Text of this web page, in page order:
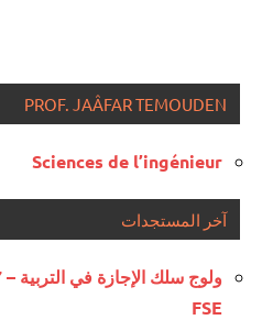
PROF. JAÂFAR TEMOUDEN
Sciences de l’ingénieur
آخر المستجدات
FSE